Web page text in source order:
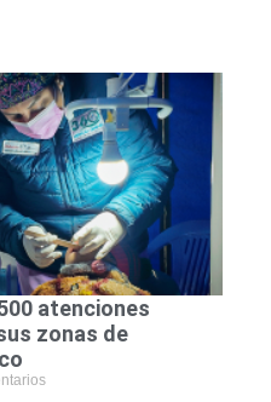
atenciones
zonas de